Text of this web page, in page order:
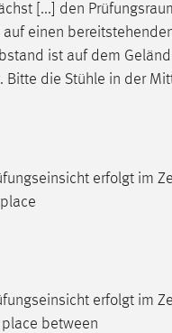
[...] den
einen
ist auf dem
die Stühle in der
erfolgt im
erfolgt im
between